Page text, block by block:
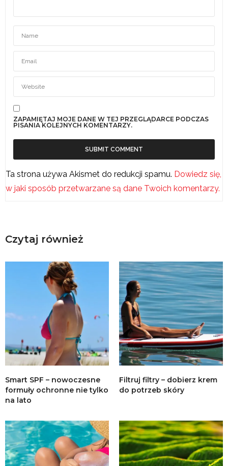
ZAPAMIĘTAJ MOJE DANE W TEJ PRZEGLĄDARCE PODCZAS
PISANIA KOLEJNYCH KOMENTARZY.
Ta strona używa Akismet do redukcji spamu. Dowiedz się,
w jaki sposób przetwarzane są dane Twoich komentarzy.
Czytaj również
Smart SPF – nowoczesne
formuły ochronne nie tylko
na lato
Filtruj filtry – dobierz krem
do potrzeb skóry